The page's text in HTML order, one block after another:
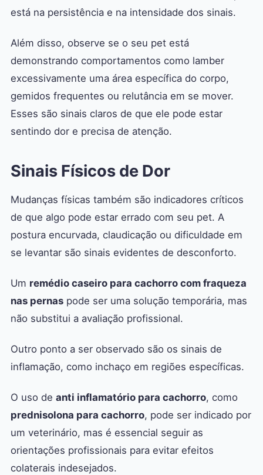
está na persistência e na intensidade dos sinais.
Além disso, observe se o seu pet está
demonstrando comportamentos como lamber
excessivamente uma área específica do corpo,
gemidos frequentes ou relutância em se mover.
Esses são sinais claros de que ele pode estar
sentindo dor e precisa de atenção.
Sinais Físicos de Dor
Mudanças físicas também são indicadores críticos
de que algo pode estar errado com seu pet. A
postura encurvada, claudicação ou dificuldade em
se levantar são sinais evidentes de desconforto.
Um remédio caseiro para cachorro com fraqueza
nas pernas pode ser uma solução temporária, mas
não substitui a avaliação profissional.
Outro ponto a ser observado são os sinais de
inflamação, como inchaço em regiões específicas.
O uso de anti inflamatório para cachorro, como
prednisolona para cachorro, pode ser indicado por
um veterinário, mas é essencial seguir as
orientações profissionais para evitar efeitos
colaterais indesejados.